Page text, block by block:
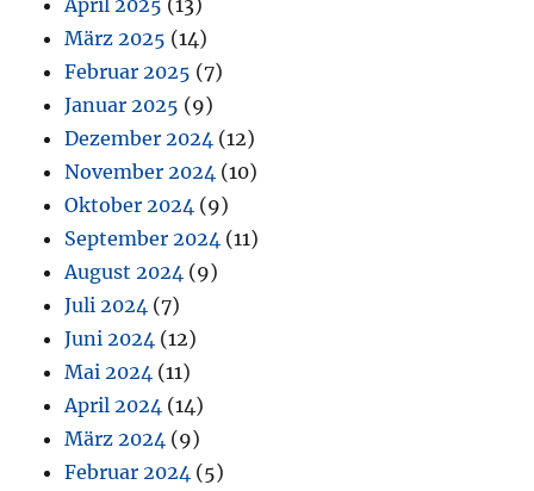
März 2025 (14)
Februar 2025 (7)
Januar 2025 (9)
Dezember 2024 (12)
November 2024 (10)
Oktober 2024 (9)
September 2024 (11)
August 2024 (9)
Juli 2024 (7)
Juni 2024 (12)
Mai 2024 (11)
April 2024 (14)
März 2024 (9)
Februar 2024 (5)